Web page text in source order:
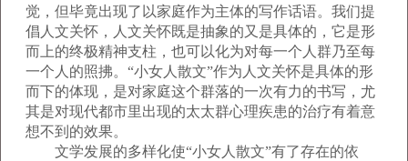
觉，但毕竟出现了以家庭作为主体的写作话语。我们提
倡人文关怀，人文关怀既是抽象的又是具体的，它是形
而上的终极精神支柱，也可以化为对每一个人群乃至每
一个人的照拂。“小女人散文”作为人文关怀是具体的形
而下的体现，是对家庭这个群落的一次有力的书写，尤
其是对现代都市里出现的太太群心理疾患的治疗有着意
想不到的效果。
文学发展的多样化使“小女人散文”有了存在的依